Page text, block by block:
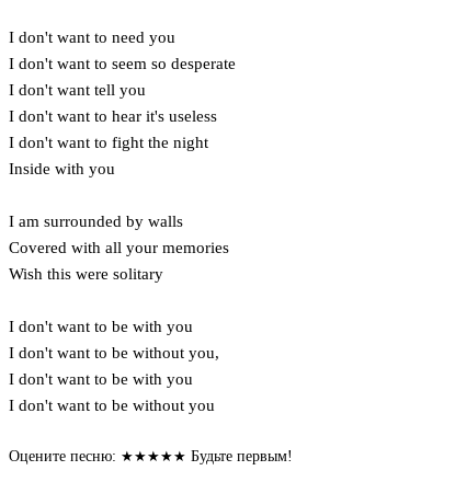
I don't want to need you
I don't want to seem so desperate
I don't want tell you
I don't want to hear it's useless
I don't want to fight the night
Inside with you
I am surrounded by walls
Covered with all your memories
Wish this were solitary
I don't want to be with you
I don't want to be without you,
I don't want to be with you
I don't want to be without you
Оцените песню: ★★★★★ Будьте первым!